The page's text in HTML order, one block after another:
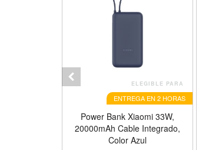
ELEGIBLE PARA
ENTREGA EN 2 HORAS
Power Bank Xiaomi 33W,
20000mAh Cable Integrado,
Color Azul